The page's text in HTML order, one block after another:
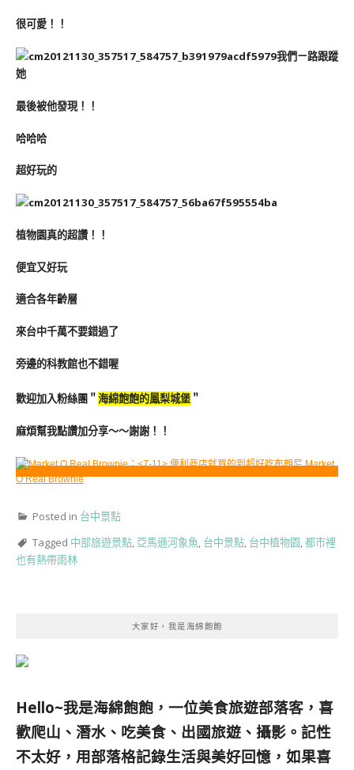
很可愛！！
我們ㄧ路跟蹤
她
最後被他發現！！
哈哈哈
超好玩的
植物園真的超讚！！
便宜又好玩
適合各年齡層
來台中千萬不要錯過了
旁邊的科教館也不錯喔
歡迎加入粉絲團＂海綿飽飽的鳳梨城堡 ＂
麻煩幫我點讚加分享～～謝謝！！
Posted in 台中景點
Tagged 中部旅遊景點, 亞馬遜河象魚, 台中景點, 台中植物園,都市裡
也有熱帶雨林
大家好，我是海綿飽飽
Hello~我是海綿飽飽，一位美食旅遊部落客， 喜
歡爬山、潛水、吃美食、出國旅遊、攝影。 記性
不太好，用部落格記錄生活與美好回憶， 如果喜